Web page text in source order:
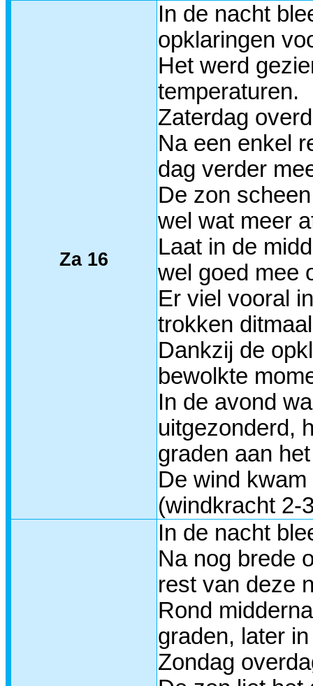
Za 16
In de nacht
opklaringen
Het werd
temperaturen.
Zaterdag
Na een enkel
dag verder
De zon
wel wat meer
Laat in de
wel goed mee
Er viel vooral
trokken
Dankzij de
bewolkte
In de avond
uitgezonderd,
graden aan
De wind
(windkracht 2-
In de nacht
Na nog brede
rest van deze
Rond
graden, later
Zondag